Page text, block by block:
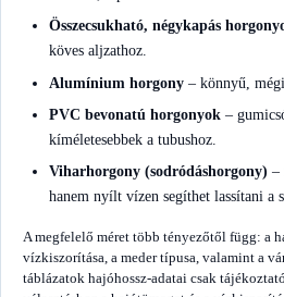
Összecsukható, négykapás
köves aljzathoz.
Alumínium horgony – könnyű,
PVC bevonatú horgonyok –
kíméletesebbek a tubushoz.
Viharhorgony (sodródáshorgony) –
hanem nyílt vízen segíthet lassítani a
A megfelelő méret több tényezőtől függ: a
vízkiszorítása, a meder típusa, valamint a
táblázatok hajóhossz-adatai csak